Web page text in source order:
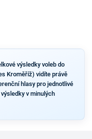
výsledky voleb do
Kroměříž) vidíte právě
hlasy pro jednotlivé
v minulých